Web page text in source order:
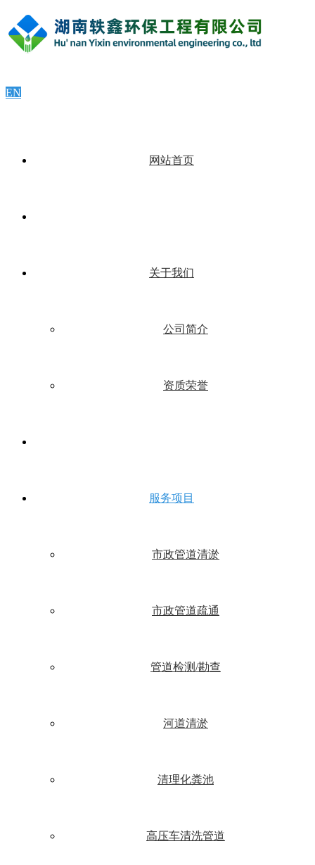
EN
网站首页
关于我们
公司简介
资质荣誉
服务项目
市政管道清淤
市政管道疏通
管道检测/勘查
河道清淤
清理化粪池
高压车清洗管道